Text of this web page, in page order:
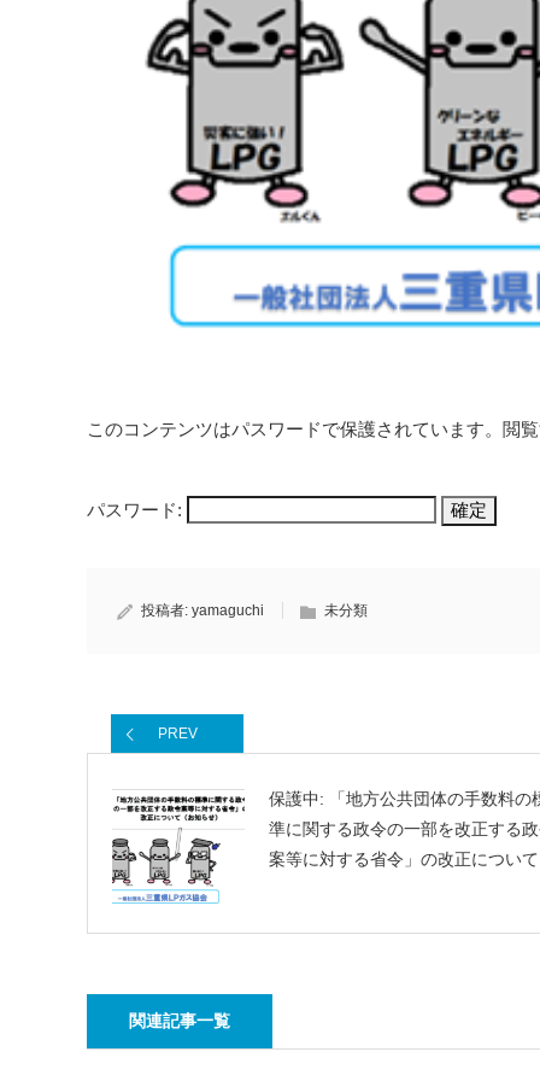
このコンテンツはパスワードで保護されています。閲
パスワード:
投稿者: yamaguchi 未分類
PREV
保護中: 「地方公共団体の手数料の
準に関する政令の一部を改正する
案等に対する省令」の改正について
関連記事一覧